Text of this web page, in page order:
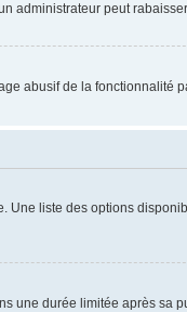
administrateur peut
abusif de la fonctionnalité
Une liste des options
une durée limitée après sa